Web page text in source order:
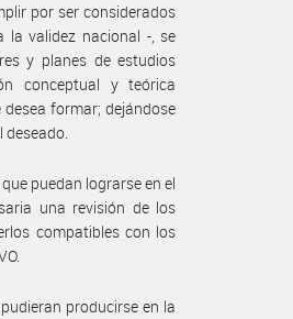
por ser considerados
la validez nacional -, se
y planes de estudios
conceptual y teórica
formar; dejándose
deseado.
puedan lograrse en el
una revisión de los
compatibles con los
producirse en la